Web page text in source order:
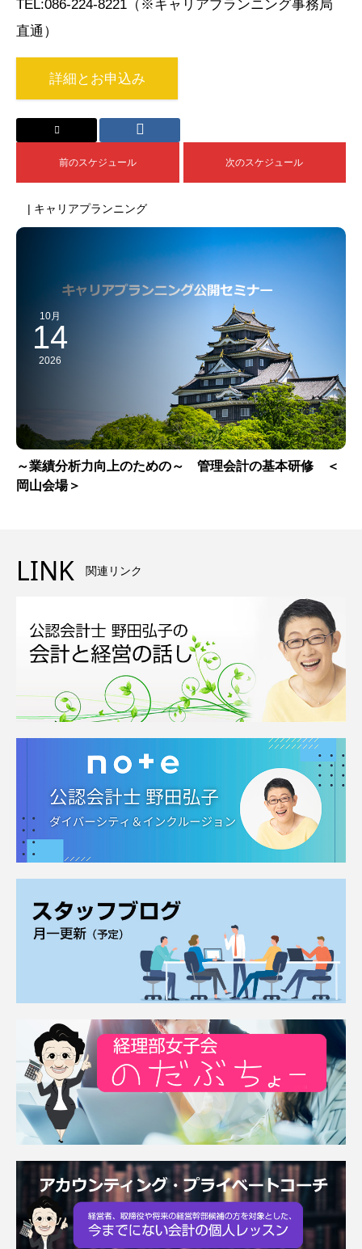
TEL:086-224-8221（※キャリアプランニング事務局
直通）
詳細とお申込み
前のスケジュール 次のスケジュール
| キャリアプランニング
10月
14
2026
～業績分析力向上のための～ 管理会計の基本研修 ＜
岡山会場＞
LINK 関連リンク